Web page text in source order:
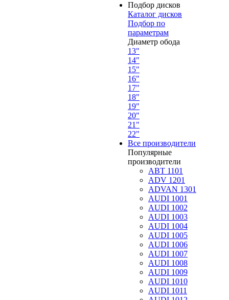
Подбор дисков
Каталог дисков
Подбор по
параметрам
Диаметр обода
13"
14"
15"
16"
17"
18"
19"
20"
21"
22"
Все производители
Популярные
производители
ABT 1101
ADV 1201
ADVAN 1301
AUDI 1001
AUDI 1002
AUDI 1003
AUDI 1004
AUDI 1005
AUDI 1006
AUDI 1007
AUDI 1008
AUDI 1009
AUDI 1010
AUDI 1011